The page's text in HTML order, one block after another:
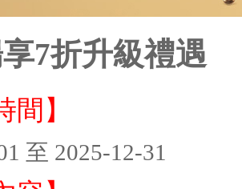
7折升級禮遇
間】
至 2025-12-31